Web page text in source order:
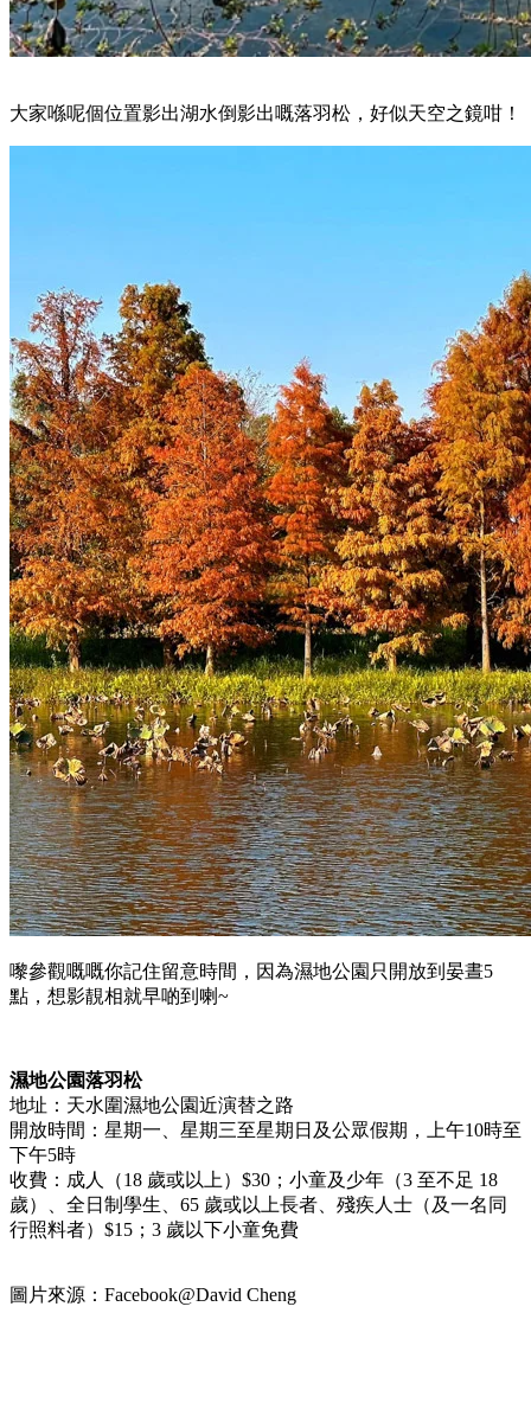
大家喺呢個位置影出湖水倒影出嘅落羽松，好似天空之鏡咁！
嚟參觀嘅嘅你記住留意時間，因為濕地公園只開放到晏晝5
點，想影靚相就早啲到喇~
濕地公園落羽松
地址：天水圍濕地公園近演替之路
開放時間：星期一、星期三至星期日及公眾假期，上午10時至
下午5時
收費：成人（18 歲或以上）$30；小童及少年（3 至不足 18
歲）、全日制學生、65 歲或以上長者、殘疾人士（及一名同
行照料者）$15；3 歲以下小童免費
圖片來源：Facebook@David Cheng